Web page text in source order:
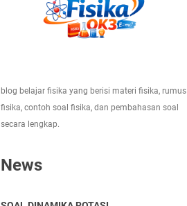
blog belajar fisika yang berisi materi fisika, rumus
fisika, contoh soal fisika, dan pembahasan soal
secara lengkap.
News